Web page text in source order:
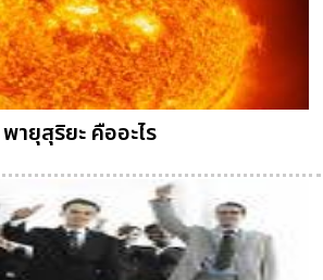
พายุสุริยะ คืออะไร